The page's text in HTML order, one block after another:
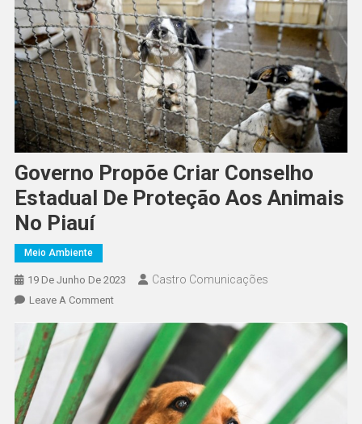
Governo Propõe Criar Conselho
Estadual De Proteção Aos Animais
No Piauí
Meio Ambiente
19 De Junho De 2023 Castro Comunicações
Leave A Comment